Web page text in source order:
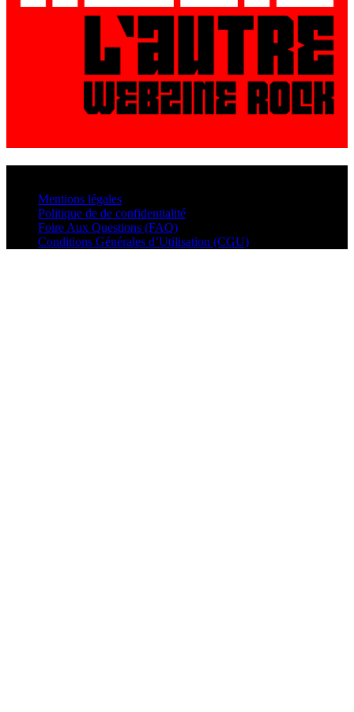
Mentions légales
Politique de de confidentialité
Foire Aux Questions (FAQ)
Conditions Générales d’Utilisation (CGU)